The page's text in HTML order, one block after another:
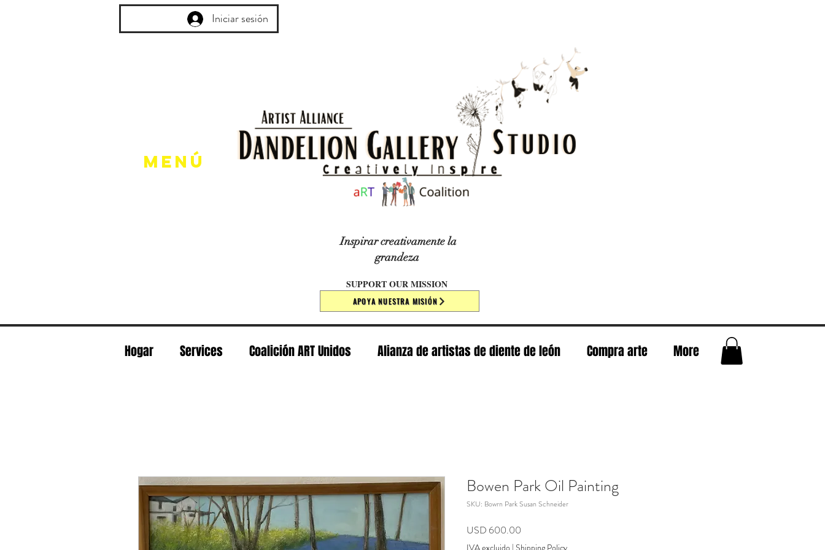
Iniciar sesión
Menú
​​​Inspirar creativamente la
grandeza
SUPPORT OUR MISSION
APOYA NUESTRA MISIÓN
Hogar Services Coalición ART Unidos Alianza de artistas de diente de león Compra arte More
Bowen Park Oil Painting
SKU: Bowrn Park Susan Schneider
USD 600.00